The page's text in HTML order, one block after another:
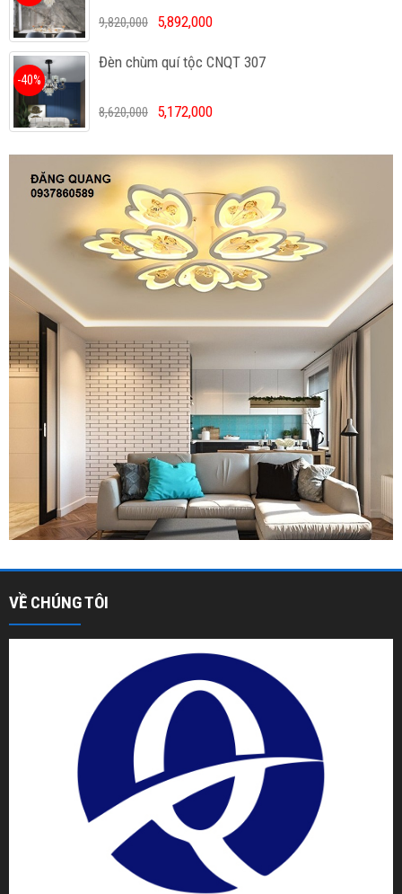
9,820,000 5,892,000
Đèn chùm quí tộc CNQT 307
-40%
8,620,000 5,172,000
VỀ CHÚNG TÔI